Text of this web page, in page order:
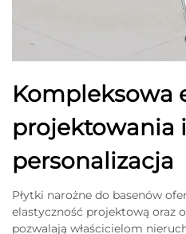
Kompleksowa
projektowania i
personalizacja
Płytki narożne do basenów
elastyczność projektową oraz
pozwalają właścicielom